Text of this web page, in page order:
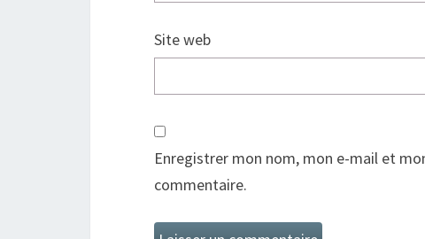
Site web
Enregistrer mon nom, mon e-mail et
commentaire.